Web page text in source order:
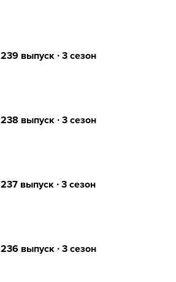
239 выпуск ∙ 3 сезон
238 выпуск ∙ 3 сезон
237 выпуск ∙ 3 сезон
236 выпуск ∙ 3 сезон